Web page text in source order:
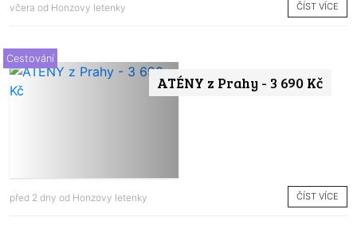
včera od Honzovy letenky ČÍST VÍCE
ATÉNY z Prahy - 3 690 Kč
Cestování
před 2 dny od Honzovy letenky ČÍST VÍCE